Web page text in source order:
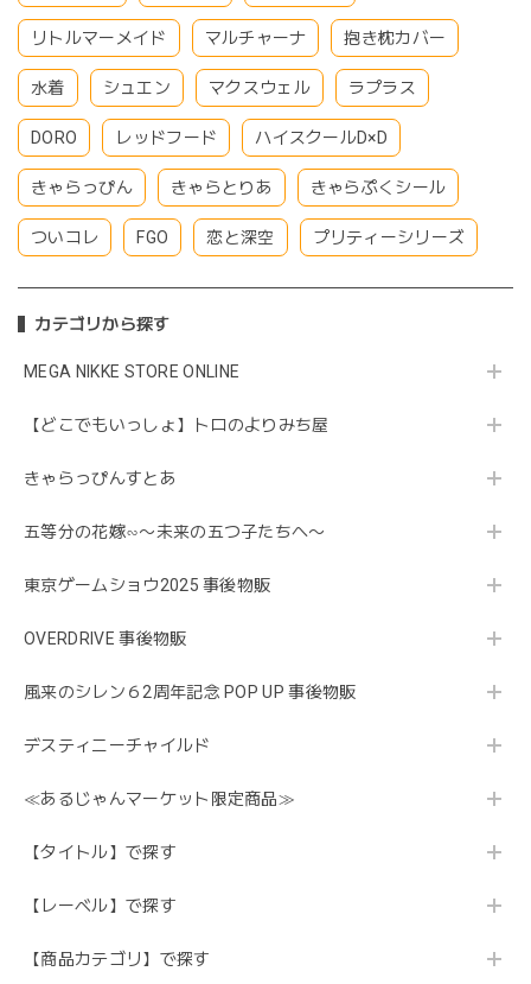
リトルマーメイド マルチャーナ 抱き枕カバー
水着 シュエン マクスウェル ラプラス
DORO レッドフード ハイスクールD×D
きゃらっぴん きゃらとりあ きゃらぷくシール
ついコレ FGO 恋と深空 プリティーシリーズ
カテゴリから探す
MEGA NIKKE STORE ONLINE
【どこでもいっしょ】トロのよりみち屋
きゃらっぴんすとあ
五等分の花嫁∽〜未来の五つ子たちへ〜
東京ゲームショウ2025 事後物販
OVERDRIVE 事後物販
風来のシレン６2周年記念 POP UP 事後物販
デスティニーチャイルド
≪あるじゃんマーケット限定商品≫
【タイトル】で探す
【レーベル】で探す
【商品カテゴリ】で探す